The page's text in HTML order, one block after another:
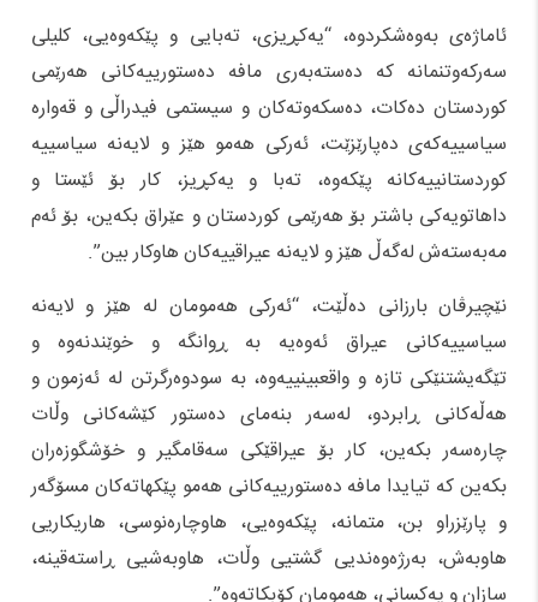
ئاماژەی بەوەشکردوە، “یه‌کڕیزى، ته‌بایى و پێکه‌وه‌یى، کلیلى
سه‌رکه‌وتنمانه‌ که‌ ده‌سته‌به‌رى مافه‌ ده‌ستورییه‌کانى هه‌رێمى
کوردستان ده‌کات، ده‌سکه‌وته‌کان و سیستمى فیدراڵى و قه‌واره‌
سیاسییه‌که‌ى ده‌پارێزێت، ئه‌رکى هه‌مو هێز و لایه‌نه‌ سیاسییه
کوردستانییه‌کانه‌ پێکه‌وه‌، ته‌با و یه‌کڕیز، کار بۆ ئێستا و
داهاتویه‌کى باشتر بۆ هه‌رێمى کوردستان و عێراق بکه‌ین، بۆ ئه‌م
مه‌به‌سته‌ش له‌گه‌ڵ هێز و لایه‌نه‌ عیراقییه‌کان هاوکار بین”.
نێچیرڤان بارزانی دەڵێت، “ئه‌رکى هه‌مومان له‌ هێز و لایه‌نه‌
سیاسییه‌کانى عیراق ئه‌وه‌یه‌ به‌ ڕوانگه‌ و خوێندنه‌وه‌ و
تێگه‌یشتنێکى تازه‌ و واقعبینییه‌وه‌، به‌ سودوه‌رگرتن له‌ ئه‌زمون و
هه‌ڵه‌کانى ڕابردو، له‌سه‌ر بنه‌ماى ده‌ستور کێشه‌کانى وڵات
چاره‌سه‌ر بکه‌ین، کار بۆ عیراقێکى سه‌قامگیر و خۆشگوزه‌ران
بکه‌ین که‌ تیایدا مافه ده‌ستورییه‌کانى هه‌مو پێکهاته‌کان مسۆگه‌ر
و پارێزراو بن، متمانه‌، پێکه‌وه‌یی، هاوچاره‌نوسی، هاریکاریی
هاوبه‌ش، به‌رژه‌وه‌ندیى گشتیى وڵات، هاوبه‌شیی ڕاسته‌قینه‌،
سازان و یه‌کسانی، هه‌مومان کۆبکاته‌وه‌”.